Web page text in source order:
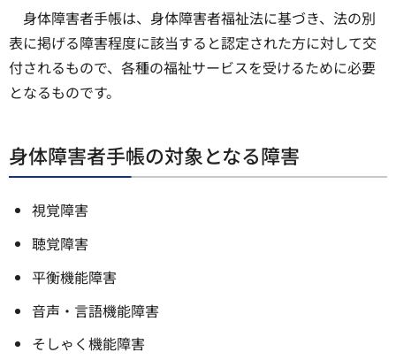
身体障害者手帳は、身体障害者福祉法に基づき、法の別
表に掲げる障害程度に該当すると認定された方に対して交
付されるもので、各種の福祉サービスを受けるために必要
となるものです。
身体障害者手帳の対象となる障害
視覚障害
聴覚障害
平衡機能障害
音声・言語機能障害
そしゃく機能障害